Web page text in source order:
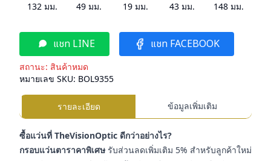
132 มม. 49 มม. 19มม. 43มม. 148มม.
แชท LINE แชท FACEBOOK
สถานะ: สินค้าหมด
หมายเลข SKU: BOL9355
รายละเอียด ข้อมูลเพิ่มเติม
ซื้อแว่นที่ TheVisionOptic ดีกว่าอย่างไร?
กรอบแว่นตาราคาพิเศษ รับส่วนลดเพิ่มเติม 5% สำหรับลูกค้าใหม่